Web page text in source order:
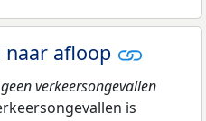
naar afloop
geen verkeersongevallen
is